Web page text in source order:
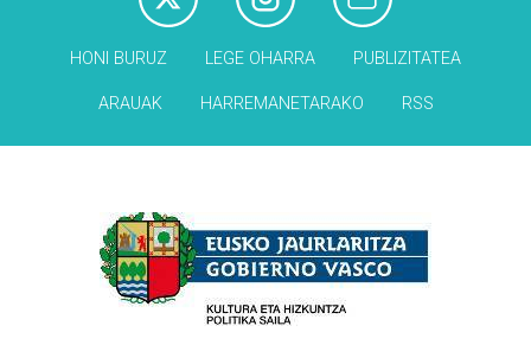
HONI BURUZ LEGE OHARRA PUBLIZITATEA
ARAUAK HARREMANETARAKO RSS